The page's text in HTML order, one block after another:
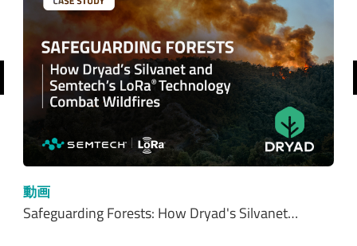
動画
Safeguarding Forests: How Dryad's Silvanet…